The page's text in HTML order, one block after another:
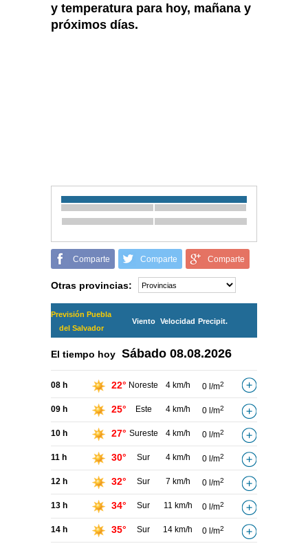
y temperatura para hoy, mañana y
próximos días.
Comparte Comparte Comparte
Otras provincias:
Previsión Puebla
del Salvador
Viento Velocidad Precipit.
El tiempo hoy Sábado 08.08.2026
08 h 22° Noreste 4 km/h 0 l/m2
09 h 25° Este 4 km/h 0 l/m2
10 h 27° Sureste 4 km/h 0 l/m2
11 h 30° Sur 4 km/h 0 l/m2
12 h 32° Sur 7 km/h 0 l/m2
13 h 34° Sur 11 km/h 0 l/m2
14 h 35° Sur 14 km/h 0 l/m2